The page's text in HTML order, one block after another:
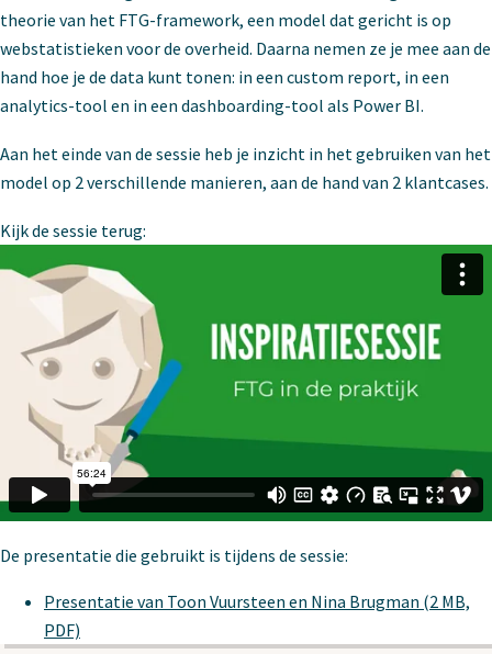
theorie van het FTG-framework, een model dat gericht is op
webstatistieken voor de overheid. Daarna nemen ze je mee aan de
hand hoe je de data kunt tonen: in een custom report, in een
analytics-tool en in een dashboarding-tool als Power BI.
Aan het einde van de sessie heb je inzicht in het gebruiken van het
model op 2 verschillende manieren, aan de hand van 2 klantcases.
Kijk de sessie terug:
De presentatie die gebruikt is tijdens de sessie:
Presentatie van Toon Vuursteen en Nina Brugman (2 MB,
PDF)